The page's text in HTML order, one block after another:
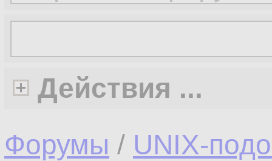
Действия ...
Форумы / UNIX-